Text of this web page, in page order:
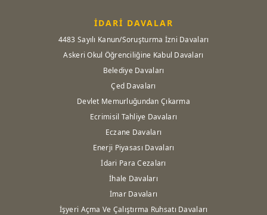
İDARİ DAVALAR
4483 Sayılı Kanun/Soruşturma İzni Davaları
Askeri Okul Öğrenciliğine Kabul Davaları
Belediye Davaları
Çed Davaları
Devlet Memurluğundan Çıkarma
Ecrimisil Tahliye Davaları
Eczane Davaları
Enerji Piyasası Davaları
İdari Para Cezaları
İhale Davaları
İmar Davaları
İşyeri Açma Ve Çalıştırma Ruhsatı Davaları